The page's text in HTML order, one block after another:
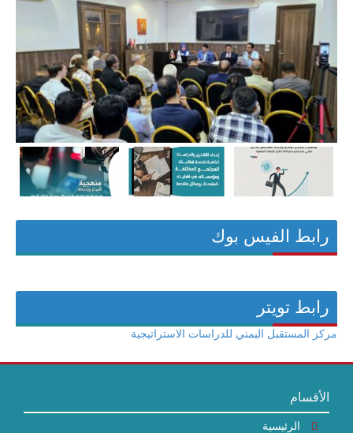
رابط الفيس بوك
رابط تويتر
مركز المستقبل اليمني للدراسات الاستراتيجية
الأقسام
الرئيسية